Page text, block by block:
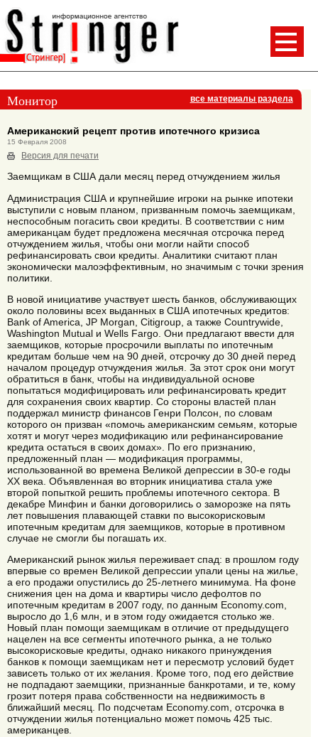
Монитор все материалы раздела
Американский рецепт против ипотечного кризиса
15 Февраля 2008
Версия для печати
Заемщикам в США дали месяц перед отчуждением жилья
Администрация США и крупнейшие игроки на рынке ипотеки
выступили с новым планом, призванным помочь заемщикам,
неспособным погасить свои кредиты. В соответствии с ним
американцам будет предложена месячная отсрочка перед
отчуждением жилья, чтобы они могли найти способ
рефинансировать свои кредиты. Аналитики считают план
экономически малоэффективным, но значимым с точки зрения
политики.
В новой инициативе участвует шесть банков, обслуживающих
около половины всех выданных в США ипотечных кредитов:
Bank of America, JP Morgan, Citigroup, а также Countrywide,
Washington Mutual и Wells Fargo. Они предлагают ввести для
заемщиков, которые просрочили выплаты по ипотечным
кредитам больше чем на 90 дней, отсрочку до 30 дней перед
началом процедур отчуждения жилья. За этот срок они могут
обратиться в банк, чтобы на индивидуальной основе
попытаться модифицировать или рефинансировать кредит
для сохранения своих квартир. Со стороны властей план
поддержал министр финансов Генри Полсон, по словам
которого он призван «помочь американским семьям, которые
хотят и могут через модификацию или рефинансирование
кредита остаться в своих домах». По его признанию,
предложенный план — модификация программы,
использованной во времена Великой депрессии в 30-е годы
XX века. Объявленная во вторник инициатива стала уже
второй попыткой решить проблемы ипотечного сектора. В
декабре Минфин и банки договорились о заморозке на пять
лет повышения плавающей ставки по высокорисковым
ипотечным кредитам для заемщиков, которые в противном
случае не смогли бы погашать их.
Американский рынок жилья переживает спад: в прошлом году
впервые со времен Великой депрессии упали цены на жилье,
а его продажи опустились до 25-летнего минимума. На фоне
снижения цен на дома и квартиры число дефолтов по
ипотечным кредитам в 2007 году, по данным Economy.com,
выросло до 1,6 млн, и в этом году ожидается столько же.
Новый план помощи заемщикам в отличие от предыдущего
нацелен на все сегменты ипотечного рынка, а не только
высокорисковые кредиты, однако никакого принуждения
банков к помощи заемщикам нет и пересмотр условий будет
зависеть только от их желания. Кроме того, под его действие
не подпадают заемщики, признанные банкротами, и те, кому
грозит потеря права собственности на недвижимость в
ближайший месяц. По подсчетам Economy.com, отсрочка в
отчуждении жилья потенциально может помочь 425 тыс.
американцев.